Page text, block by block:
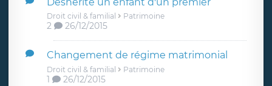
Droit civil & familial Patrimoine
2 26/12/2015
Changement de régime matrimonial
Droit civil & familial Patrimoine
1 26/12/2015